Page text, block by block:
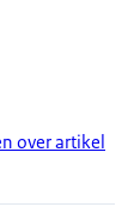
over artikel